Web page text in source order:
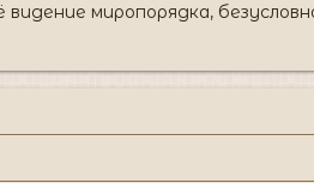
миропорядка,